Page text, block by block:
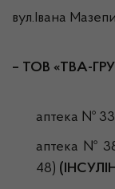
вул.Івана
– ТОВ «ТВА-
аптека № 33
аптека №
48)